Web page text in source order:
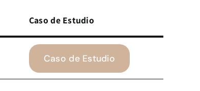
Caso de Estudio
Caso de Estudio